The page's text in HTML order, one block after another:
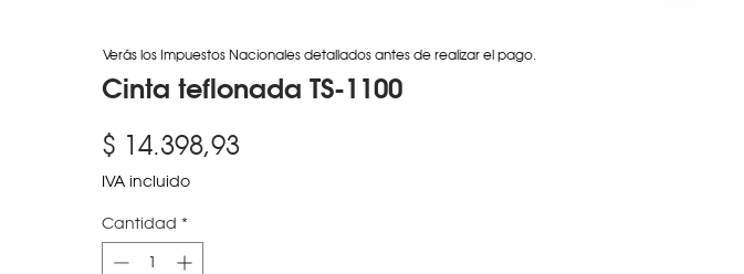
Cinta teflonada TS-1100
$ 14.398,93Precio
IVA incluido
Cantidad *
Verás los Impuestos Nacionales detallados antes de realizar el pago.